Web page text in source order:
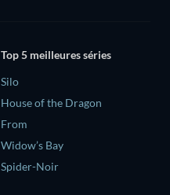
Top 5 meilleures séries
Silo
House of the Dragon
From
Widow’s Bay
Spider-Noir